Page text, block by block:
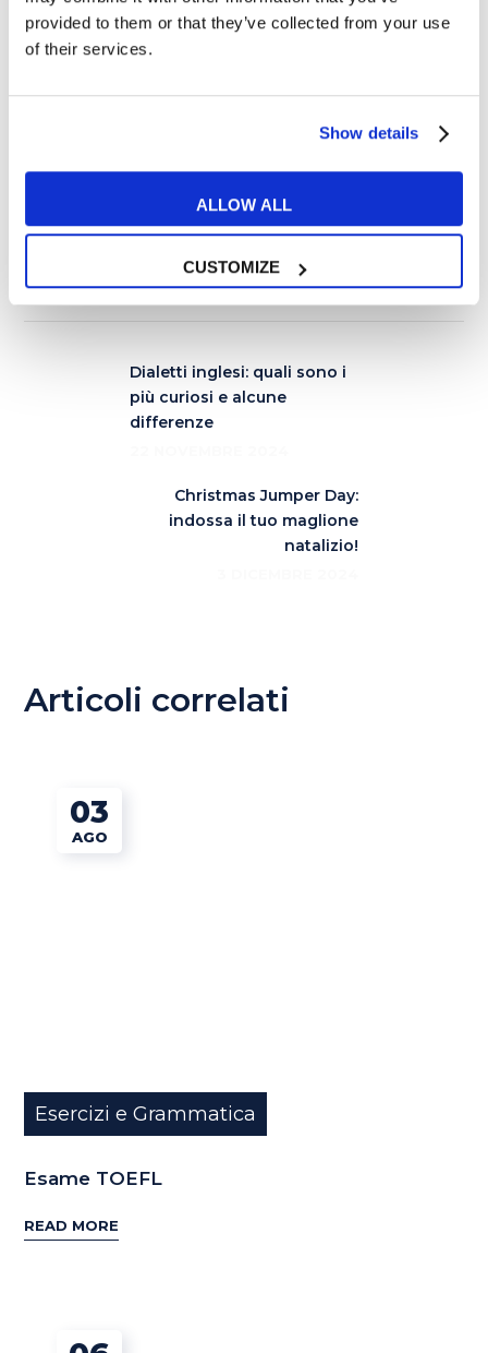
provided to them or that they’ve collected from your use
of their services.
Show details
ALLOW ALL
CUSTOMIZE
They
a) himb) herc) usd) mee) themf) you
Risposte:
Alexandra P. – Teacher
Dialetti inglesi: quali sono i
più curiosi e alcune
differenze
Christmas Jumper Day:
indossa il tuo maglione
natalizio!
Articoli correlati
03
AGO
Esercizi e Grammatica
Esame TOEFL
READ MORE